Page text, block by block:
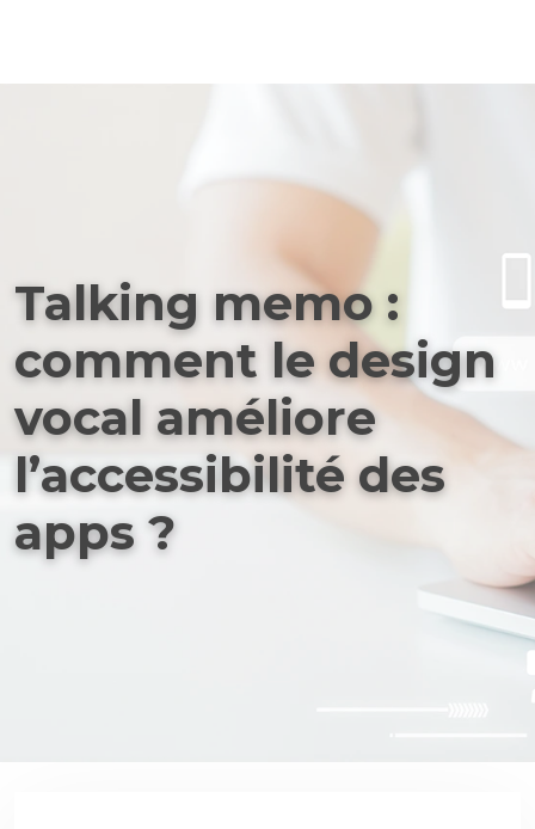
Talking memo :
comment le design
vocal améliore
l’accessibilité des
apps ?